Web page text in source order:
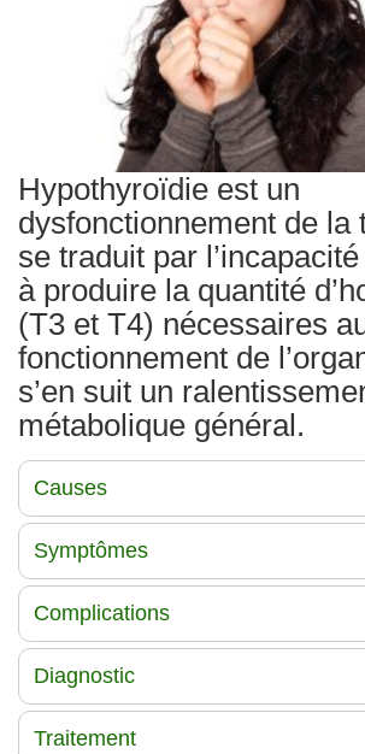
Hypothyroïdie est un
dysfonctionnement de la
se traduit par
à produire la quantité
(T3 et T4) nécessaires
fonctionnement de
s’en suit un
métabolique général.
Causes
Symptômes
Complications
Diagnostic
Traitement